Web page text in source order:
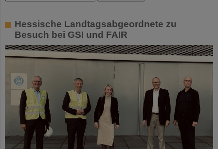
Hessische Landtagsabgeordnete zu
Besuch bei GSI und FAIR